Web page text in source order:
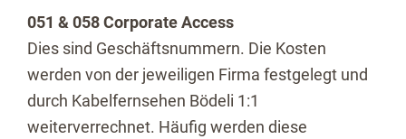
051 & 058 Corporate Access
Dies sind Geschäftsnummern. Die Kosten
werden von der jeweiligen Firma festgelegt und
durch Kabelfernsehen Bödeli 1:1
weiterverrechnet. Häufig werden diese